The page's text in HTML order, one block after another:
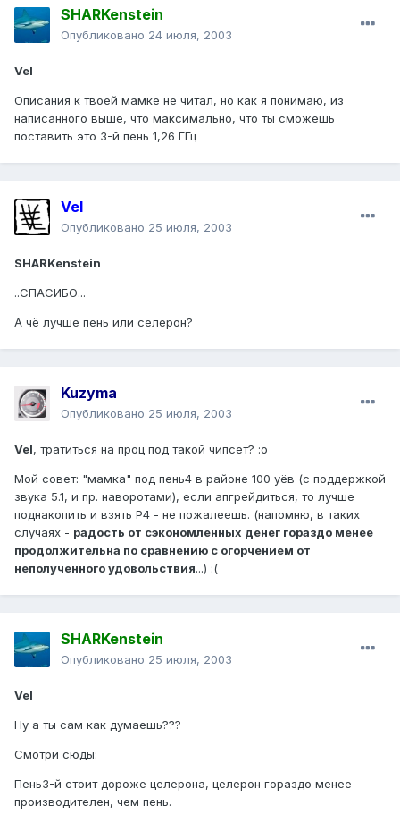
SHARKenstein
Опубликовано 24 июля, 2003
Vel
Описания к твоей мамке не читал, но как я понимаю, из
написанного выше, что максимально, что ты сможешь
поставить это 3-й пень 1,26 ГГц
Vel
Опубликовано 25 июля, 2003
SHARKenstein
..СПАСИБО...
А чё лучше пень или селерон?
Kuzyma
Опубликовано 25 июля, 2003
Vel, тратиться на проц под такой чипсет? :o
Мой совет: "мамка" под пень4 в районе 100 уёв (с поддержкой
звука 5.1, и пр. наворотами), если апгрейдиться, то лучше
поднакопить и взять P4 - не пожалеешь. (напомню, в таких
случаях - радость от сэкономленных денег гораздо менее
продолжительна по сравнению с огорчением от
неполученного удовольствия...) :(
SHARKenstein
Опубликовано 25 июля, 2003
Vel
Ну а ты сам как думаешь???
Смотри сюды:
Пень3-й стоит дороже целерона, целерон гораздо менее
производителен, чем пень.